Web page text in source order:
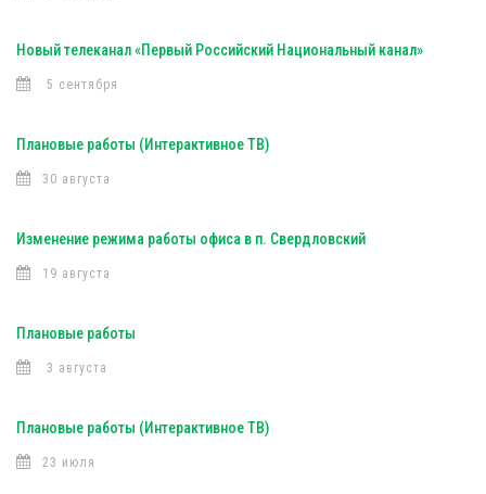
Новый телеканал «Первый Российский Национальный канал»
5 сентября
Плановые работы (Интерактивное ТВ)
30 августа
Изменение режима работы офиса в п. Свердловский
19 августа
Плановые работы
3 августа
Плановые работы (Интерактивное ТВ)
23 июля